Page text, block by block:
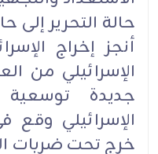
حالة التحرير إلى
أنجز إخراج
الإسرائيلي من
جديدة توسعية
الإسرائيلي
خرج تحت ضربات